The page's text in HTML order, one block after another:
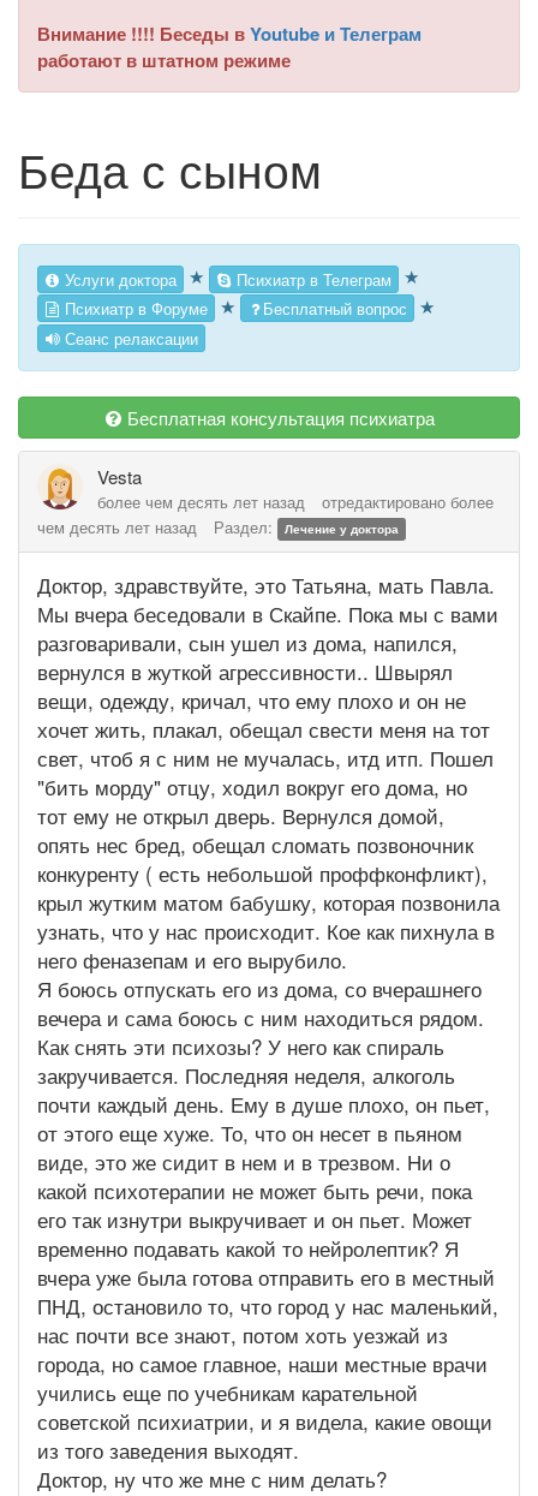
Внимание !!!! Беседы вYoutube и Телеграм
работают в штатном режиме
Беда с сыном
Услуги доктора ★ Психиатр в Телеграм ★
Психиатр в Форуме ★ Бесплатный вопрос ★
Сеанс релаксации
Бесплатная консультация психиатра
Vesta
более чем десять лет назад
отредактировано более
чем десять лет назад
Раздел: Лечение у доктора
Доктор, здравствуйте, это Татьяна, мать Павла.
Мы вчера беседовали в Скайпе. Пока мы с вами
разговаривали, сын ушел из дома, напился,
вернулся в жуткой агрессивности.. Швырял
вещи, одежду, кричал, что ему плохо и он не
хочет жить, плакал, обещал свести меня на тот
свет, чтоб я с ним не мучалась, итд итп. Пошел
"бить морду" отцу, ходил вокруг его дома, но
тот ему не открыл дверь. Вернулся домой,
опять нес бред, обещал сломать позвоночник
конкуренту ( есть небольшой проффконфликт),
крыл жутким матом бабушку, которая позвонила
узнать, что у нас происходит. Кое как пихнула в
него феназепам и его вырубило.
Я боюсь отпускать его из дома, со вчерашнего
вечера и сама боюсь с ним находиться рядом.
Как снять эти психозы? У него как спираль
закручивается. Последняя неделя, алкоголь
почти каждый день. Ему в душе плохо, он пьет,
от этого еще хуже. То, что он несет в пьяном
виде, это же сидит в нем и в трезвом. Ни о
какой психотерапии не может быть речи, пока
его так изнутри выкручивает и он пьет. Может
временно подавать какой то нейролептик? Я
вчера уже была готова отправить его в местный
ПНД, остановило то, что город у нас маленький,
нас почти все знают, потом хоть уезжай из
города, но самое главное, наши местные врачи
учились еще по учебникам карательной
советской психиатрии, и я видела, какие овощи
из того заведения выходят.
Доктор, ну что же мне с ним делать?